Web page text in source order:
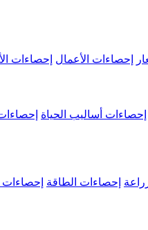
إحصاءات الأعمال إحصاءات
إحصاءات أساليب الحياة
إحصاءات الطاقة إحصاءات